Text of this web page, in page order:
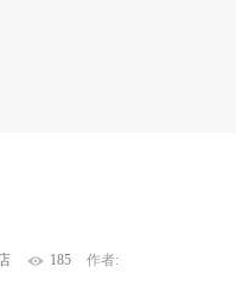
185 作者: